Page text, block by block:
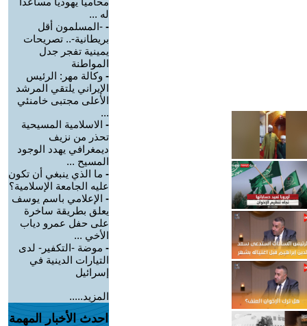
له ...
- -المسلمون أقل
بريطانية-.. تصريحات
يمينية تفجر جدل
المواطنة
- وكالة مهر: الرئيس
الإيراني يلتقي المرشد
الأعلى مجتبى خامنئي
...
- الاسلامية المسيحية
تحذر من نزيف
ديمغرافي يهدد الوجود
المسيح ...
- ما الذي ينبغي أن تكون
عليه الجامعة الإسلامية؟
- الإعلامي باسم يوسف
يعلق بطريقة ساخرة
على حفل عمرو دياب
الأخي ...
- موضة -التكفير- لدى
التيارات الدينية في
إسرائيل
المزيد.....
احدث الأخبار المهمة